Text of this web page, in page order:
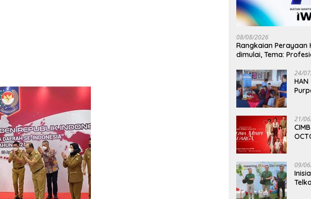
08/08/2026
Rangkaian Perayaan
dimulai, Tema:
24/
21/
09/